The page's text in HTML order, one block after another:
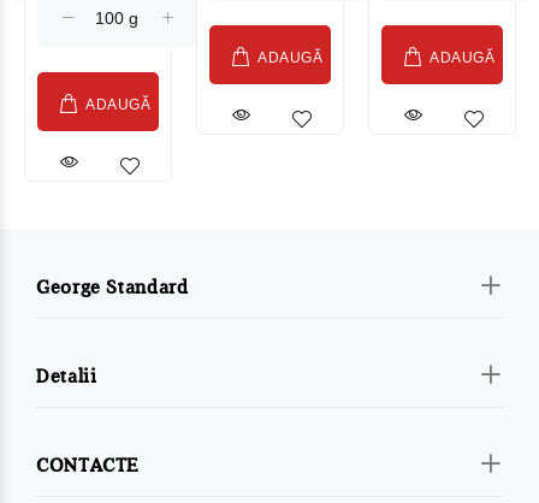
ADAUGĂ
ADAUGĂ ADAUGĂ
George Standard
Detalii
CONTACTE